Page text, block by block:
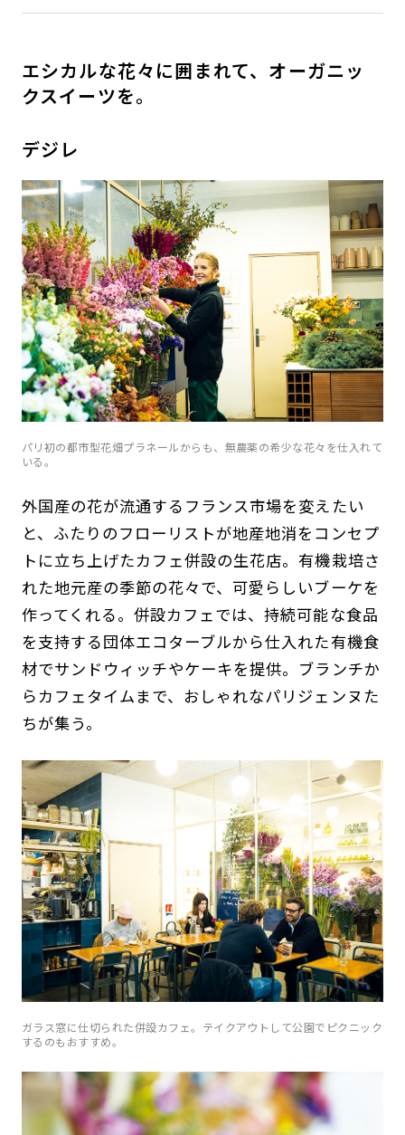
エシカルな花々に囲まれて、オーガニッ
クスイーツを。
デジレ
パリ初の都市型花畑プラネールからも、無農薬の希少な花々を仕入れて
いる。
外国産の花が流通するフランス市場を変えたい
と、ふたりのフローリストが地産地消をコンセプ
トに立ち上げたカフェ併設の生花店。有機栽培さ
れた地元産の季節の花々で、可愛らしいブーケを
作ってくれる。併設カフェでは、持続可能な食品
を支持する団体エコターブルから仕入れた有機食
材でサンドウィッチやケーキを提供。ブランチか
らカフェタイムまで、おしゃれなパリジェンヌた
ちが集う。
ガラス窓に仕切られた併設カフェ。テイクアウトして公園でピクニック
するのもおすすめ。